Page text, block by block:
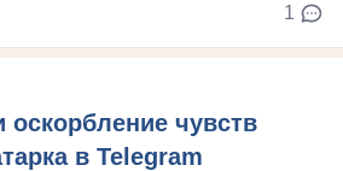
1
чувств
в Telegram